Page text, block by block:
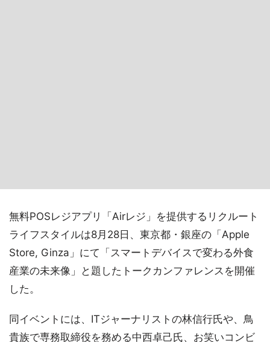
無料POSレジアプリ「Airレジ」を提供するリクルート
ライフスタイルは8月28日、東京都・銀座の「Apple
Store, Ginza」にて「スマートデバイスで変わる外食
産業の未来像」と題したトークカンファレンスを開催
した。
同イベントには、ITジャーナリストの林信行氏や、鳥
貴族で専務取締役を務める中西卓己氏、お笑いコンビ